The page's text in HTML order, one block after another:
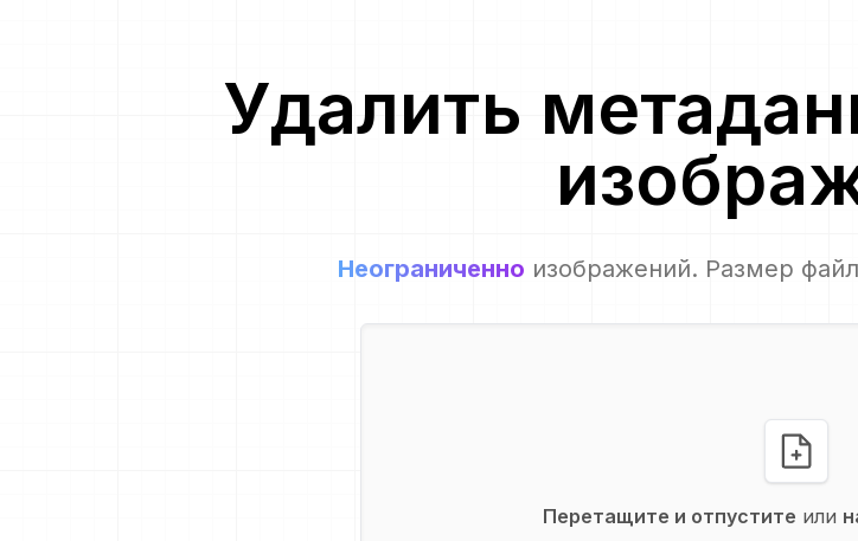
Удалить
Неограниченно изображений. Размер
Перетащите и отпустите или